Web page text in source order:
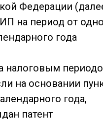
Федерации
на период от
года
налоговым
на основании
года,
патент